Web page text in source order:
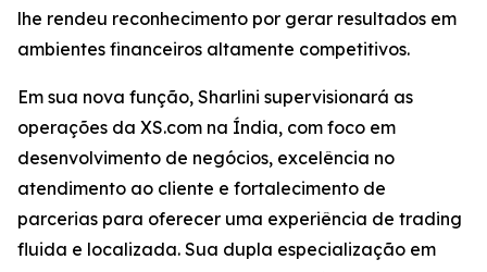
lhe rendeu reconhecimento por gerar resultados em
ambientes financeiros altamente competitivos.
Em sua nova função, Sharlini supervisionará as
operações da XS.com na Índia, com foco em
desenvolvimento de negócios, excelência no
atendimento ao cliente e fortalecimento de
parcerias para oferecer uma experiência de trading
fluida e localizada. Sua dupla especialização em